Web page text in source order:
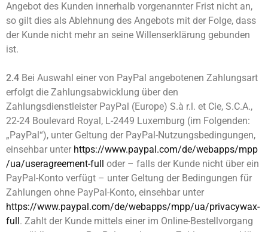
Angebot des Kunden innerhalb vorgenannter Frist nicht an,
so gilt dies als Ablehnung des Angebots mit der Folge, dass
der Kunde nicht mehr an seine Willenserklärung gebunden
ist.
2.4 Bei Auswahl einer von PayPal angebotenen Zahlungsart
erfolgt die Zahlungsabwicklung über den
Zahlungsdienstleister PayPal (Europe) S.à r.l. et Cie, S.C.A.,
22-24 Boulevard Royal, L-2449 Luxemburg (im Folgenden:
„PayPal“), unter Geltung der PayPal-Nutzungsbedingungen,
einsehbar unter https://www.paypal.com/de/webapps/mpp
/ua/useragreement-full oder – falls der Kunde nicht über ein
PayPal-Konto verfügt – unter Geltung der Bedingungen für
Zahlungen ohne PayPal-Konto, einsehbar unter
https://www.paypal.com/de/webapps/mpp/ua/privacywax-
full. Zahlt der Kunde mittels einer im Online-Bestellvorgang